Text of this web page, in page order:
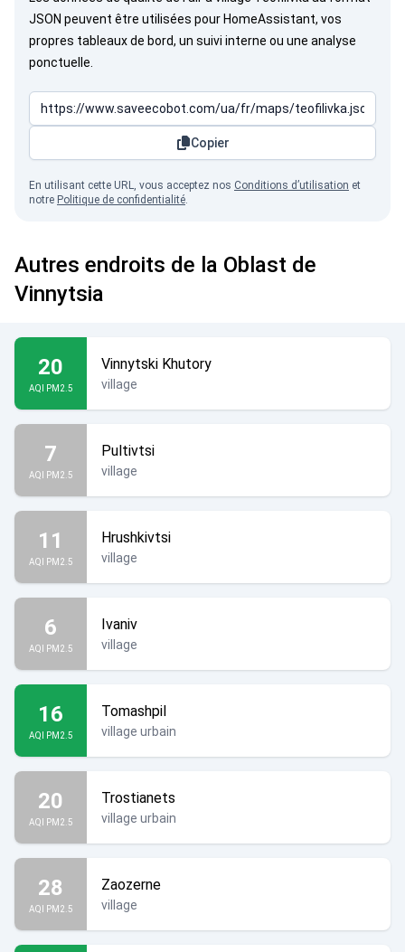
JSON peuvent être utilisées pour HomeAssistant, vos
propres tableaux de bord, un suivi interne ou une analyse
ponctuelle.
Copier
En utilisant cette URL, vous acceptez nos Conditions d’utilisation et
notre Politique de confidentialité.
Autres endroits de la Oblast de
Vinnytsia
20
AQI PM2.5
Vinnytski Khutory
village
7
AQI PM2.5
Pultivtsi
village
11
AQI PM2.5
Hrushkivtsi
village
6
AQI PM2.5
Ivaniv
village
16
AQI PM2.5
Tomashpil
village urbain
20
AQI PM2.5
Trostianets
village urbain
28
AQI PM2.5
Zaozerne
village